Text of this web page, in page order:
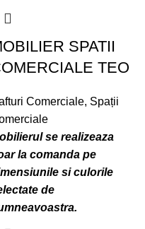
SPATII
TEO
Comerciale, Spații
se realizeaza
la comanda pe
si culorile
de